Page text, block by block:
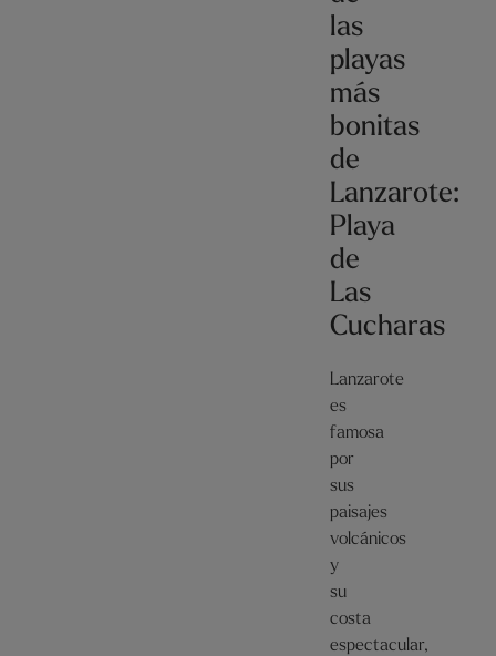
las
playas
más
bonitas
de
Lanzarote:
Playa
de
Las
Cucharas
Lanzarote
es
famosa
por
sus
paisajes
volcánicos
y
su
costa
espectacular,